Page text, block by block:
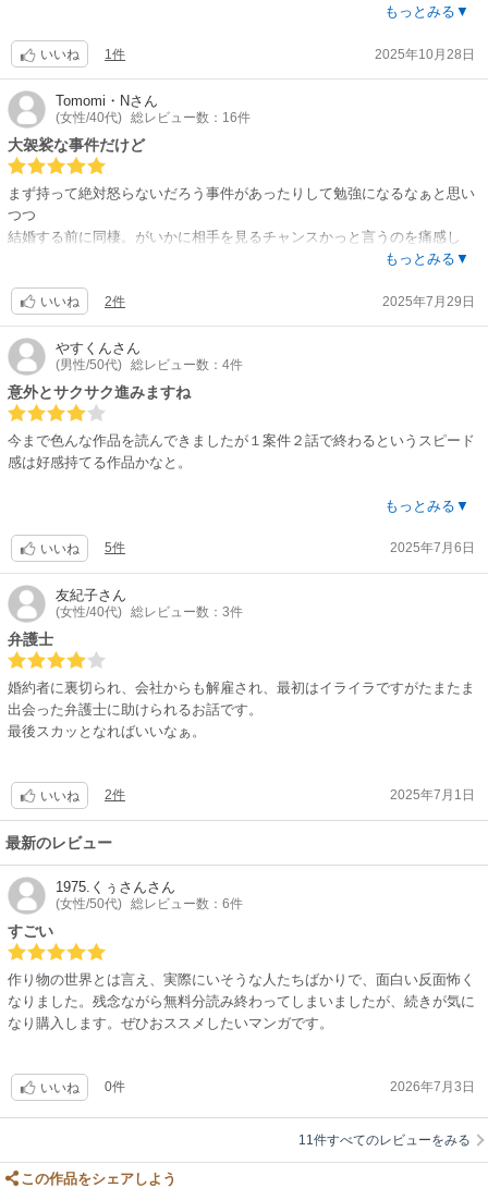
もっとみる▼
いいね 1件 2025年10月28日
Tomomi・Nさん
(女性/40代) 総レビュー数：16件
大袈裟な事件だけど
まず持って絶対怒らないだろう事件があったりして勉強になるなぁと思い
つつ
結婚する前に同棲。がいかに相手を見るチャンスかっと言うのを痛感し
もっとみる▼
いいね 2件 2025年7月29日
やすくんさん
(男性/50代) 総レビュー数：4件
意外とサクサク進みますね
今まで色んな作品を読んできましたが１案件２話で終わるというスピード
感は好感持てる作品かなと。
延々と何話も似たような内容でただ相手変えたり同じ女性Hするっていう
第４話とりあえず購入してダラダラしないようなら定期購入ともうひとつ
星をプラスしても良いかなと思いました。
もっとみる▼
いいね 5件 2025年7月6日
友紀子さん
(女性/40代) 総レビュー数：3件
弁護士
婚約者に裏切られ、会社からも解雇され、最初はイライラですがたまたま
出会った弁護士に助けられるお話です。
最後スカッとなればいいなぁ。
いいね 2件 2025年7月1日
最新のレビュー
1975.くぅさんさん
(女性/50代) 総レビュー数：6件
すごい
作り物の世界とは言え、実際にいそうな人たちばかりで、面白い反面怖く
なりました。残念ながら無料分読み終わってしまいましたが、続きが気に
なり購入します。ぜひおススメしたいマンガです。
いいね 0件 2026年7月3日
11件すべてのレビューをみる
この作品をシェアしよう